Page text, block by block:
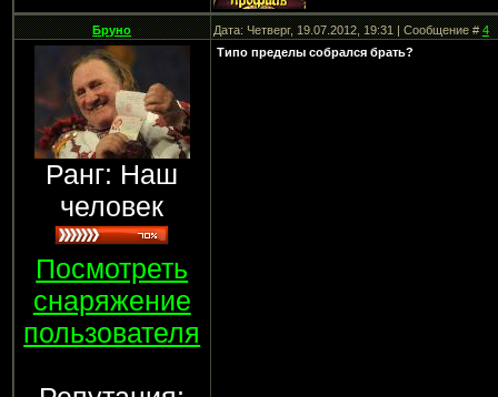
Бруно Дата: Четверг, 19.07.2012, 19:31 | Сообщение #4
Ранг: Наш
человек
Посмотреть
снаряжение
пользователя
Типо пределы собрался брать?